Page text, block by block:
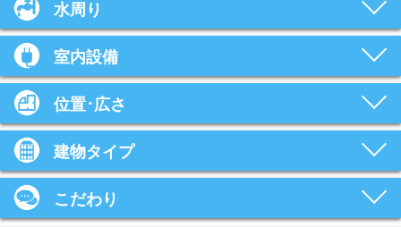
水周り
室内設備
位置･広さ
建物タイプ
こだわり